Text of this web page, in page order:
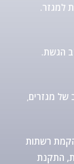
.אנו חברת אינטגרציה אשר עוסקת במתן פתרונות מתקדמים בתחום התקשורת למגזר
.מתמחים בניהול פרויקטים בתחום התקשורת והחשמל, משלב התכנון ועד לשלב הגשת
,של מגזרים
הקמת רשתות
התקנת